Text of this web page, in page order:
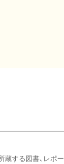
する図書、レポー